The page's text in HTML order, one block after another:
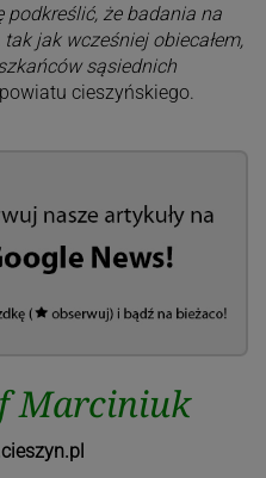
podkreślić, że badania na
jak wcześniej obiecałem,
sąsiednich
cieszyńskiego.
Marciniuk